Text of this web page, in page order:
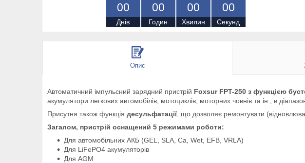
00
Днів
00
Годин
00
Хвилин
00
Секунд
Опис
Автоматичний імпульсний зарядний пристрій Foxsur FPT-250 з функцією
акумулятори легкових автомобілів, мотоциклів, моторних човнів та ін., в
Присутня також функція десульфатації, що дозволяє ремонтувати
Загалом, пристрій оснащений 5 режимами роботи:
Для автомобільних АКБ (GEL, SLA, Ca, Wet, EFB, VRLA)
Для LiFePO4 акумуляторів
Для AGM